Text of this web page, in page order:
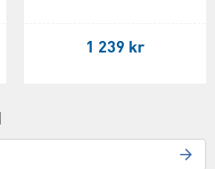
1 239 kr